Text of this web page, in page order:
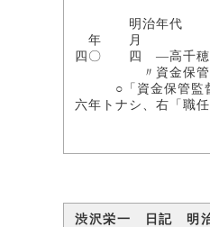
竜門雑誌第
明治年代
年 月
四〇 四 ―高千穂学
〃資金保管監
○「資金保管監督」
六年トナシ、右「職
渋沢栄一 日記 明